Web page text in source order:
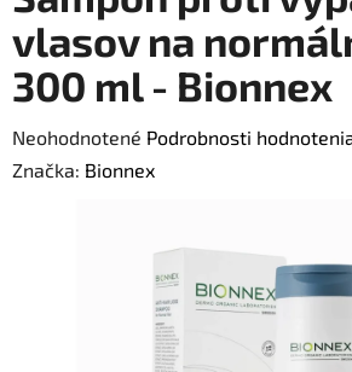
vlasov na
300 ml - Bionnex
Priemerné
hodnotenie
Neohodnotené Podrobnosti
Značka: Bionnex